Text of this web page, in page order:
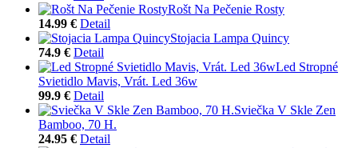
Rošt Na Pečenie Rosty
14.99 € Detail
Stojacia Lampa Quincy
74.9 € Detail
Led Stropné
Svietidlo Mavis, Vrát. Led 36w
99.9 € Detail
Sviečka V Skle Zen
Bamboo, 70 H.
24.95 € Detail